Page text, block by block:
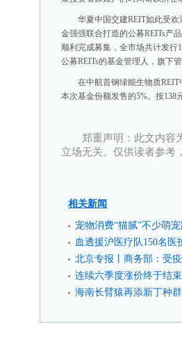
华夏中国交建REIT如此受
金强强联合打造的公募REITs产
顺利完成募集，全市场共计发行
公募REITs的基金管理人，旗下
在中航首钢绿能生物质
本次基金份额发售的5%。按138
郑重声明：此文内容
立场无关。仅供读者参考
相关新闻
宠物消费“猫腻”不少萌
血透援沪医疗队150名
北京专报丨商务部：受
连续六季度涨价终于结
海南长臂猿再添新丁种